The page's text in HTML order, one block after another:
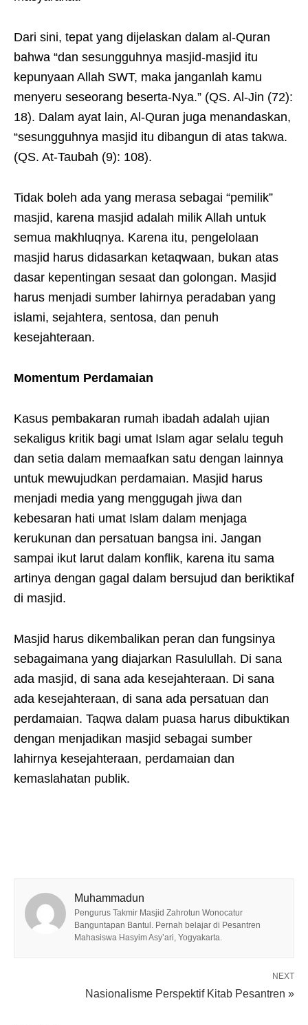
Dari sini, tepat yang dijelaskan dalam al-Quran
bahwa “dan sesungguhnya masjid-masjid itu
kepunyaan Allah SWT, maka janganlah kamu
menyeru seseorang beserta-Nya.” (QS. Al-Jin (72):
18). Dalam ayat lain, Al-Quran juga menandaskan,
“sesungguhnya masjid itu dibangun di atas takwa.
(QS. At-Taubah (9): 108).
Tidak boleh ada yang merasa sebagai “pemilik”
masjid, karena masjid adalah milik Allah untuk
semua makhluqnya. Karena itu, pengelolaan
masjid harus didasarkan ketaqwaan, bukan atas
dasar kepentingan sesaat dan golongan. Masjid
harus menjadi sumber lahirnya peradaban yang
islami, sejahtera, sentosa, dan penuh
kesejahteraan.
Momentum Perdamaian
Kasus pembakaran rumah ibadah adalah ujian
sekaligus kritik bagi umat Islam agar selalu teguh
dan setia dalam memaafkan satu dengan lainnya
untuk mewujudkan perdamaian. Masjid harus
menjadi media yang menggugah jiwa dan
kebesaran hati umat Islam dalam menjaga
kerukunan dan persatuan bangsa ini. Jangan
sampai ikut larut dalam konflik, karena itu sama
artinya dengan gagal dalam bersujud dan beriktikaf
di masjid.
Masjid harus dikembalikan peran dan fungsinya
sebagaimana yang diajarkan Rasulullah. Di sana
ada masjid, di sana ada kesejahteraan. Di sana
ada kesejahteraan, di sana ada persatuan dan
perdamaian. Taqwa dalam puasa harus dibuktikan
dengan menjadikan masjid sebagai sumber
lahirnya kesejahteraan, perdamaian dan
kemaslahatan publik.
Muhammadun
Pengurus Takmir Masjid Zahrotun Wonocatur
Banguntapan Bantul. Pernah belajar di Pesantren
Mahasiswa Hasyim Asy’ari, Yogyakarta.
NEXT
Nasionalisme Perspektif Kitab Pesantren »